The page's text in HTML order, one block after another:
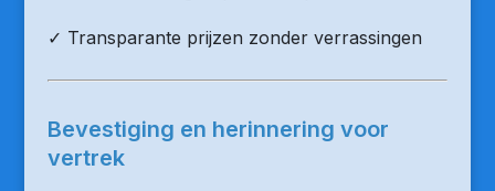
✓ Transparante prijzen zonder verrassingen
Bevestiging en herinnering voor
vertrek